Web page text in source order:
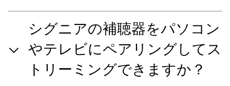
シグニアの補聴器をパソコン
やテレビにペアリングしてス
トリーミングできますか？